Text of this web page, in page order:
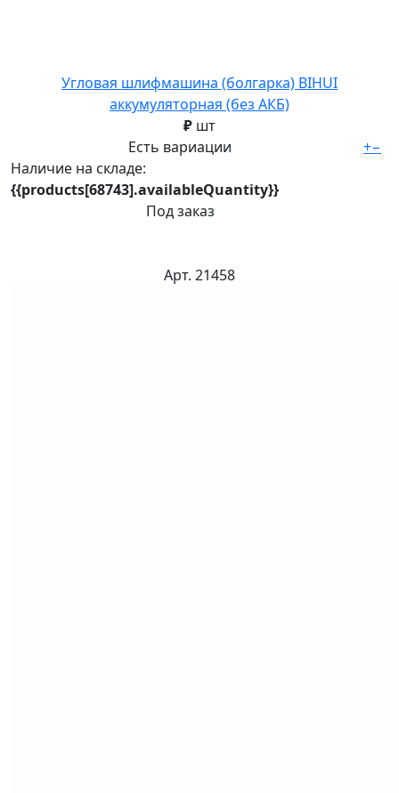
Угловая шлифмашина (болгарка) BIHUI
аккумуляторная (без АКБ)
₽ шт
Есть вариации
Наличие на складе:
{{products[68743].availableQuantity}}
Под заказ
+−
Арт. 21458